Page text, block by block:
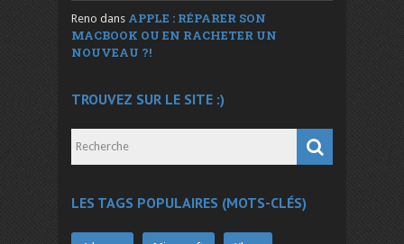
Reno dans APPLE : RÉPARER SON
MACBOOK OU EN RACHETER UN
NOUVEAU ?!
TROUVEZ SUR LE SITE :)
LES TAGS POPULAIRES (MOTS-CLÉS)